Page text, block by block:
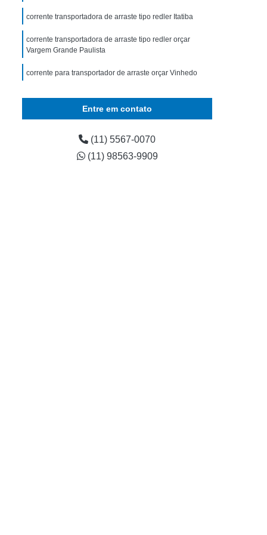
para Máquina Industrial
Corrente Especial para Máquina Industrial
Corrente para Máquina Industrial
para Máquinas Industriais
para Máquinas Industriais
para Máquina Industrial
para Máquina Industrial
de Arraste
de Arraste Tipo Redler
de Arraste Tipo Redler
de Rolo Passo Longo
corrente transportadora de arraste tipo redler Itatiba
corrente transportadora de arraste tipo redler orçar
Vargem Grande Paulista
corrente para transportador de arraste orçar Vinhedo
Entre em contato
(11) 5567-0070
(11) 98563-9909